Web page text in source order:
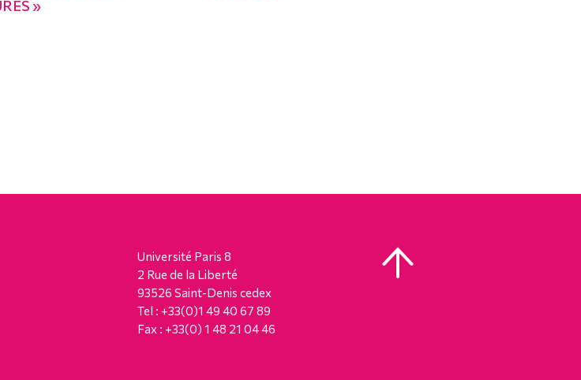
»
Université Paris 8
2 Rue de la Liberté
93526 Saint-Denis cedex
Tel : +33(0)1 49 40 67 89
Fax : +33(0) 1 48 21 04 46